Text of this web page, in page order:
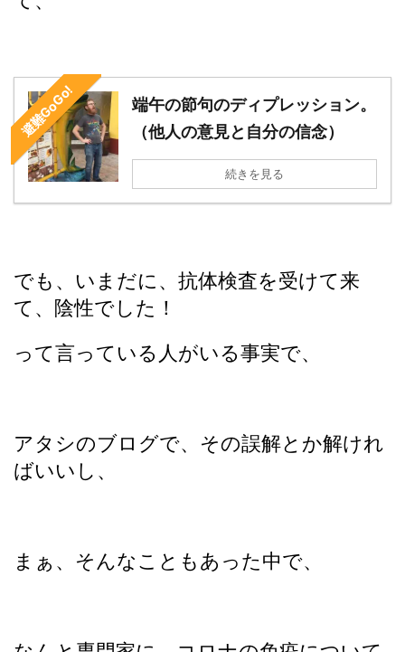
避難GoGo!
端午の節句のディプレッション。
（他人の意見と自分の信念）
続きを見る
でも、いまだに、抗体検査を受けて来
て、陰性でした！
って言っている人がいる事実で、
アタシのブログで、その誤解とか解けれ
ばいいし、
まぁ、そんなこともあった中で、